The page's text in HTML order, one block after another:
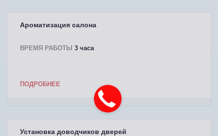
Ароматизация салона
ВРЕМЯ РАБОТЫ 3 часа
ПОДРОБНЕЕ
Установка доводчиков дверей